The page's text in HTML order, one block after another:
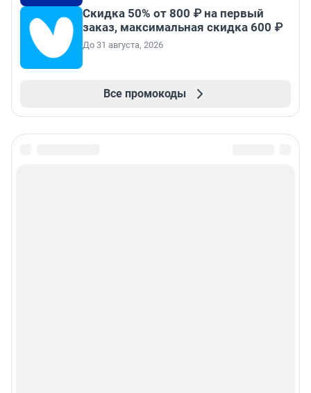
Скидка 50% от 800 ₽ на первый
заказ, максимальная скидка 600 ₽
До 31 августа, 2026
Все промокоды